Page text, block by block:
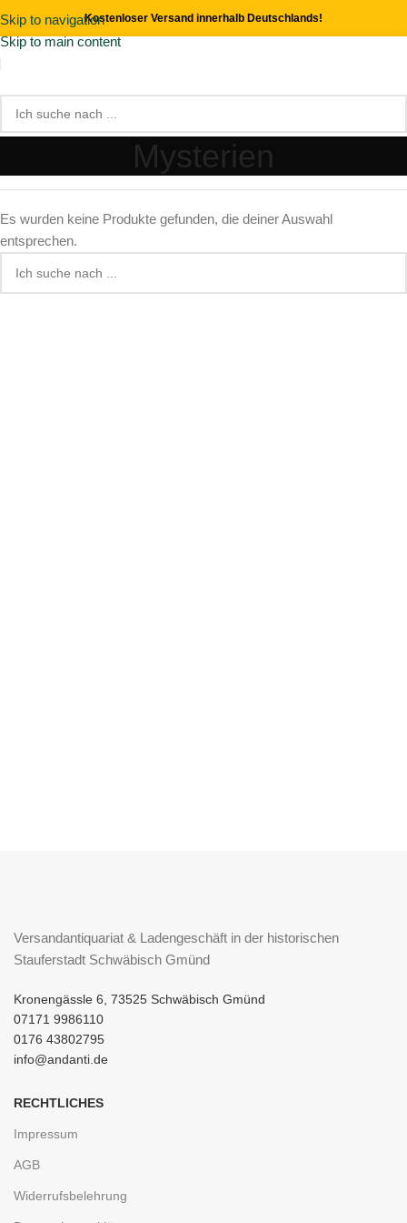
Skip to navigation
Skip to main content
Kostenloser Versand innerhalb Deutschlands!
Mysterien
Es wurden keine Produkte gefunden, die deiner Auswahl
entsprechen.
Versandantiquariat & Ladengeschäft in der historischen
Stauferstadt Schwäbisch Gmünd
Kronengässle 6, 73525 Schwäbisch Gmünd
07171 9986110
0176 43802795
info@andanti.de
RECHTLICHES
Impressum
AGB
Widerrufsbelehrung